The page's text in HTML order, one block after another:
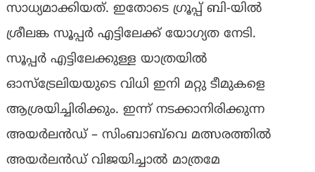
സാധ്യമാക്കിയത്. ഇതോടെ ഗ്രൂപ്പ് ബി-യിൽ
ശ്രീലങ്ക സൂപ്പർ എട്ടിലേക്ക് യോഗ്യത നേടി.
സൂപ്പർ എട്ടിലേക്കുള്ള യാത്രയിൽ
ഓസ്‌ട്രേലിയയുടെ വിധി ഇനി മറ്റു ടീമുകളെ
ആശ്രയിച്ചിരിക്കും. ഇന്ന് നടക്കാനിരിക്കുന്ന
അയർലൻഡ് – സിംബാബ്‌വെ മത്സരത്തിൽ
അയർലൻഡ് വിജയിച്ചാൽ മാത്രമേ